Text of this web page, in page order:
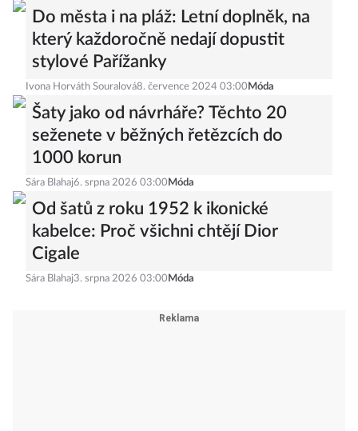
Do města i na pláž: Letní doplněk, na
který každoročně nedají dopustit
stylové Pařížanky
Ivona Horváth Souralová8. července 2024 03:00 Móda
Šaty jako od návrháře? Těchto 20
seženete v běžných řetězcích do
1000 korun
Sára Blahaj6. srpna 2026 03:00 Móda
Od šatů z roku 1952 k ikonické
kabelce: Proč všichni chtějí Dior
Cigale
Sára Blahaj3. srpna 2026 03:00 Móda